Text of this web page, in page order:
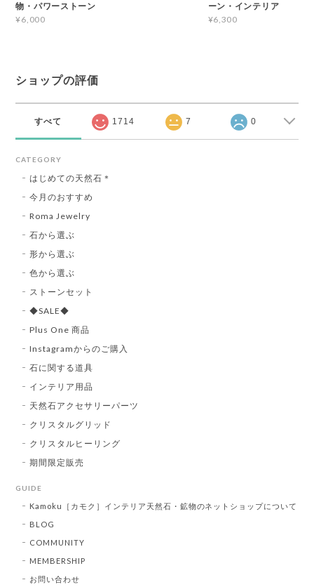
物・パワーストーン
¥6,000
ーン・インテリア
¥6,300
ショップの評価
すべて 1714 7 0
CATEGORY
はじめての天然石＊
今月のおすすめ
Roma Jewelry
石から選ぶ
形から選ぶ
色から選ぶ
ストーンセット
◆SALE◆
Plus One 商品
Instagramからのご購入
石に関する道具
インテリア用品
天然石アクセサリーパーツ
クリスタルグリッド
クリスタルヒーリング
期間限定販売
GUIDE
Kamoku［カモク］インテリア天然石・鉱物のネットショップについて
BLOG
COMMUNITY
MEMBERSHIP
お問い合わせ